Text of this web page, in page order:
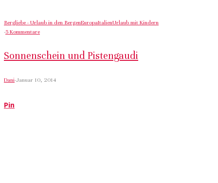
Bergliebe - Urlaub in den BergenEuropaItalienUrlaub mit Kindern
·5 Kommentare
Sonnenschein und Pistengaudi
Dani·Januar 10, 2014
Pin